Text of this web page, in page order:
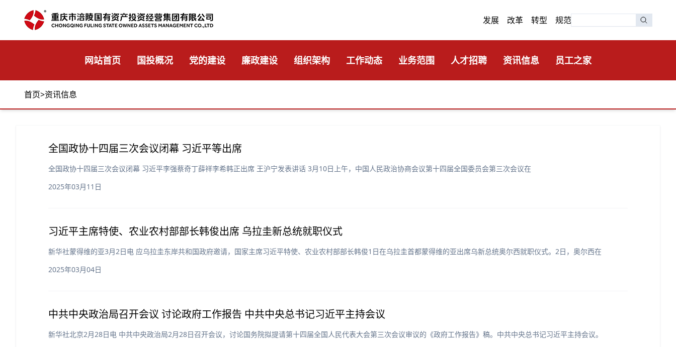
发展 改革 转型 规范
网站首页 国投概况 党的建设 廉政建设 组织架构 工作动态 业务范围 人才招聘 资讯信息 员工之家
首页>资讯信息
全国政协十四届三次会议闭幕 习近平等出席​
全国政协十四届三次会议闭幕 习近平李强蔡奇丁薛祥李希韩正出席 王沪宁发表讲话 3月10日上午，中国人民政治协商会议第十四届全国委员会第三次会议在
2025年03月11日
习近平主席特使、农业农村部部长韩俊出席 乌拉圭新总统就职仪式
新华社蒙得维的亚3月2日电 应乌拉圭东岸共和国政府邀请，国家主席习近平特使、农业农村部部长韩俊1日在乌拉圭首都蒙得维的亚出席乌新总统奥尔西就职仪式。2日，奥尔西在
2025年03月04日
中共中央政治局召开会议 讨论政府工作报告 中共中央总书记习近平主持会议
新华社北京2月28日电 中共中央政治局2月28日召开会议，讨论国务院拟提请第十四届全国人民代表大会第三次会议审议的《政府工作报告》稿。中共中央总书记习近平主持会议。